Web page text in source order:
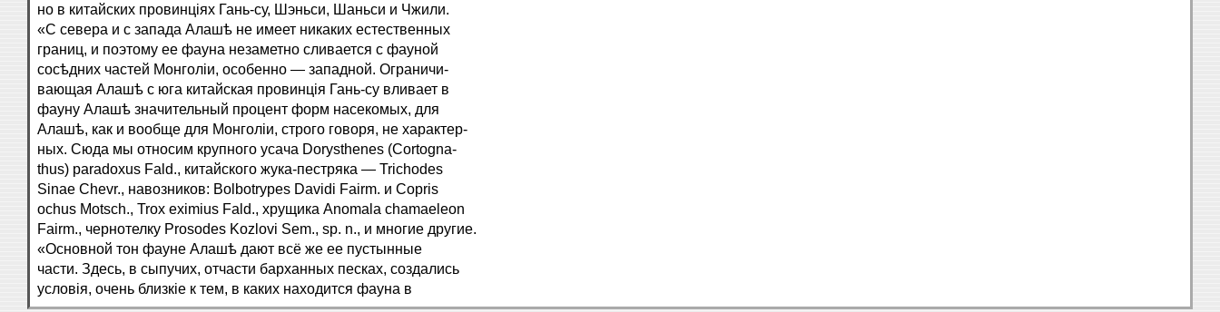
но в китайских провинціях Гань-су, Шэньси, Шаньси и Чжили.
«С севера и с запада Алашѣ не имеет никаких естественных
границ, и поэтому ее фауна незаметно сливается с фауной
сосѣдних частей Монголіи, особенно — западной. Ограничи-
вающая Алашѣ с юга китайская провинція Гань-су вливает в
фауну Алашѣ значительный процент форм насекомых, для
Алашѣ, как и вообще для Монголіи, строго говоря, не характер-
ных. Сюда мы относим крупного усача Dorysthenes (Cortogna-
thus) paradoxus Fald., китайского жука-пестряка — Trichodes
Sinae Chevr., навозников: Bolbotrypes Davidi Fairm. и Copris
ochus Motsch., Trox eximius Fald., хрущика Anomala chamaeleon
Fairm., чернотелку Prosodes Kozlovi Sem., sp. n., и многие другие.
«Основной тон фауне Алашѣ дают всё же ее пустынные
части. Здесь, в сыпучих, отчасти барханных песках, создались
условія, очень близкіе к тем, в каких находится фауна в